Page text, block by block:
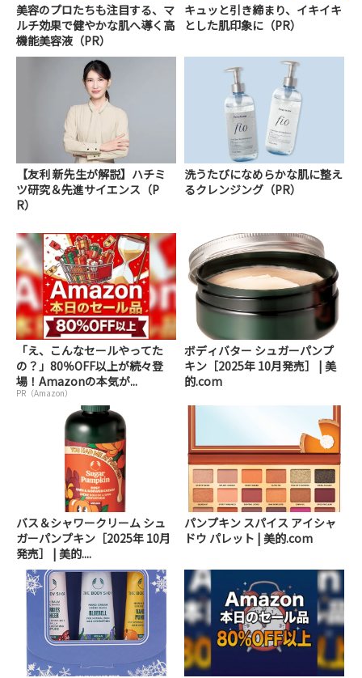
美容のプロたちも注目する、マ
ルチ効果で健やかな肌へ導く高
機能美容液（PR）
キュッと引き締まり、イキイキ
とした肌印象に（PR）
【友利 新先生が解説】ハチミ
ツ研究＆先進サイエンス（P
R）
洗うたびになめらかな肌に整え
るクレンジング（PR）
「え、こんなセールやってた
の？」80％OFF以上が続々登
場！Amazonの本気が...
PR（Amazon）
ボディバター シュガーパンプ
キン［2025年 10月発売］ | 美
的.com
バス＆シャワークリーム シュ
ガーパンプキン［2025年 10月
発売］ | 美的....
パンプキン スパイス アイシャ
ドウ パレット | 美的.com